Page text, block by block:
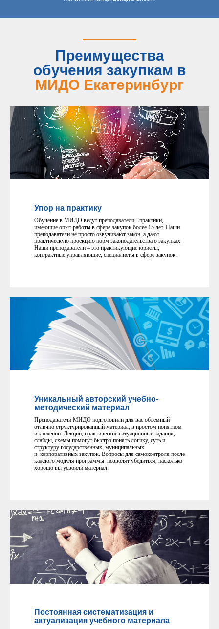
Преимущества
обучения закупкам в
МИДО Екатеринбург
Упор на практику
Обучение в МИДО ведут преподаватели - практики,
имеющие опыт работы в сфере закупок более 15 лет. Наши
преподаватели не просто озвучивают закон, а дают
практическую проекцию норм законодательства о закупках.
Наши преподаватели – это практикующие юристы,
контрактные управляющие, специалисты в сфере закупок.
Уникальный авторский учебно-
методический материал
Преподаватели МИДО подготовили для вас объемный
отлично структурированный материал, в простом понятном
изложении. Лекции, практические ситуационные задания,
слайды, схемы помогут быстро понять логику, суть и
структуру государственных, муниципальных
и корпоративных закупок. Вопросы для самоконтроля после
каждого модуля программы позволят убедиться, насколько
хорошо вы усвоили материал.
Постоянная систематизация и
актуализация учебного материала